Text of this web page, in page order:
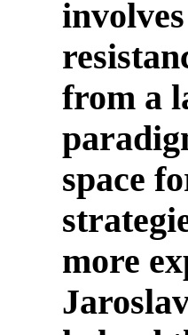
from a
space
more